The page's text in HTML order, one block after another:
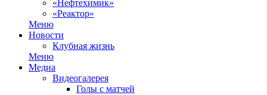
«Нефтехимик»
«Реактор»
Меню
Новости
Клубная жизнь
Меню
Медиа
Видеогалерея
Голы с матчей